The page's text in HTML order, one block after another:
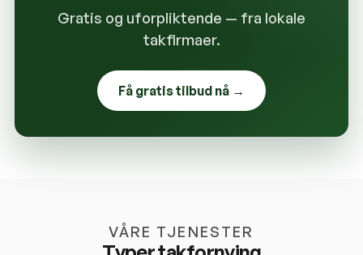
Gratis og uforpliktende — fra lokale
takfirmaer.
Få gratis tilbud nå →
VÅRE TJENESTER